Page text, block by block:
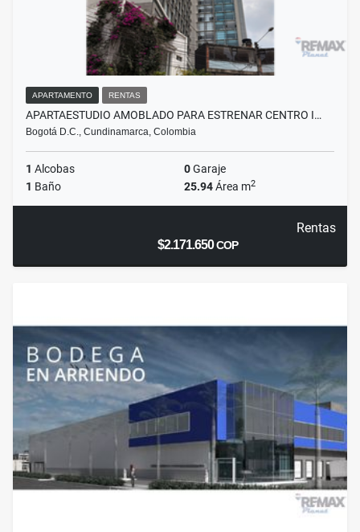
APARTAMENTO RENTAS
APARTAESTUDIO AMOBLADO PARA ESTRENAR CENTRO I…
Bogotá D.C., Cundinamarca, Colombia
1 Alcobas 0Garaje
1 Baño 25.94Área m2
Rentas
$2.171.650COP